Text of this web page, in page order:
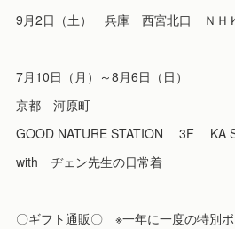
9月2日（土） 兵庫 西宮北口 ＮＨ
7月10日（月）～8月6日（日）
京都 河原町
GOOD NATURE STATION 3F KA
with ヂェン先生の日常着
〇ギフト通販〇 ※一年に一度の特別ボ